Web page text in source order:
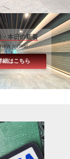
・本日の新着
new arrival
細はこちら